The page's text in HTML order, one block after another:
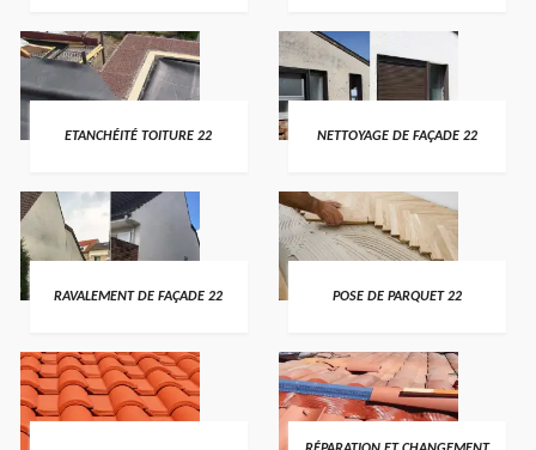
ETANCHÉITÉ TOITURE 22 NETTOYAGE DE FAÇADE 22
RAVALEMENT DE FAÇADE 22 POSE DE PARQUET 22